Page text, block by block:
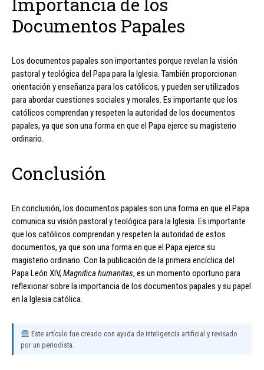
Documentos Papales
Los documentos papales son importantes porque revelan la visión
pastoral y teológica del Papa para la Iglesia. También proporcionan
orientación y enseñanza para los católicos, y pueden ser utilizados
para abordar cuestiones sociales y morales. Es importante que los
católicos comprendan y respeten la autoridad de los documentos
papales, ya que son una forma en que el Papa ejerce su magisterio
ordinario.
Conclusión
En conclusión, los documentos papales son una forma en que el Papa
comunica su visión pastoral y teológica para la Iglesia. Es importante
que los católicos comprendan y respeten la autoridad de estos
documentos, ya que son una forma en que el Papa ejerce su
magisterio ordinario. Con la publicación de la primera encíclica del
Papa León XIV, Magnifica humanitas, es un momento oportuno para
reflexionar sobre la importancia de los documentos papales y su papel
en la Iglesia católica.
Este artículo fue creado con ayuda de inteligencia artificial y revisado
por un periodista.